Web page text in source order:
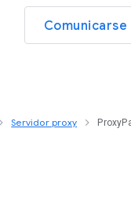
Servidor proxy